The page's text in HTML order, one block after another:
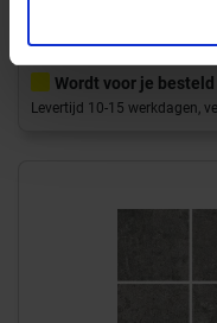
Aan
Wordt voor je besteld
Levertijd 10-15 werkdagen,